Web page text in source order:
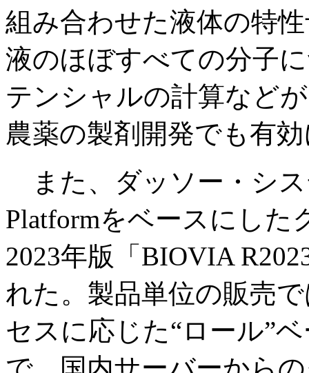
組み合わせた液体の特
液のほぼすべての分子
テンシャルの計算など
農薬の製剤開発でも有
また、ダッソー・シス
Platformをベースにし
2023年版「BIOVIA
れた。製品単位の販売
セスに応じた“ロール”